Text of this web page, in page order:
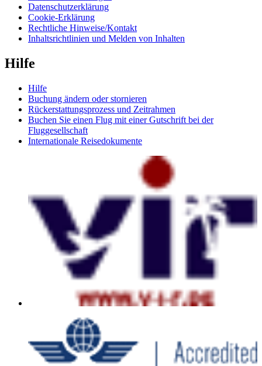
Datenschutzerklärung
Cookie-Erklärung
Rechtliche Hinweise/Kontakt
Inhaltsrichtlinien und Melden von Inhalten
Hilfe
Hilfe
Buchung ändern oder stornieren
Rückerstattungsprozess und Zeitrahmen
Buchen Sie einen Flug mit einer Gutschrift bei der
Fluggesellschaft
Internationale Reisedokumente